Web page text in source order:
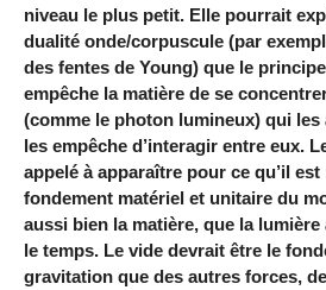
niveau le plus petit. Elle pourrait
dualité onde/corpuscule (par
des fentes de Young) que le
empêche la matière de se
(comme le photon lumineux) qui les
les empêche d’interagir entre eux.
appelé à apparaître pour ce qu’il
fondement matériel et unitaire du
aussi bien la matière, que la lumière
le temps. Le vide devrait être le
gravitation que des autres forces,